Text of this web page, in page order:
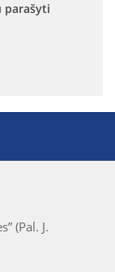
parašyti
(Pal. J.